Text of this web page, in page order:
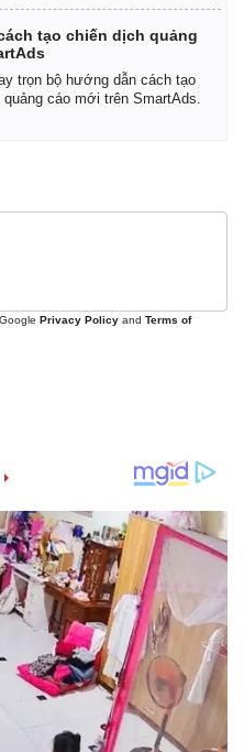
tạo chiến dịch quảng
trọn bộ hướng dẫn cách tạo
cáo mới trên SmartAds.
Privacy Policy and Terms of